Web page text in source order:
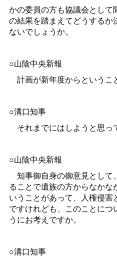
かの委員の方も協議会として
の結果を踏まえてどうするか
ないでしょうか。
○山陰中央新報
計画が新年度からというこ
○溝口知事
それまでにはしようと思っ
○山陰中央新報
知事御自身の御意見として
ることで遺族の方からなかな
いうことがあって、人権侵
ですけれども、このことに
うにお考えですか。
○溝口知事